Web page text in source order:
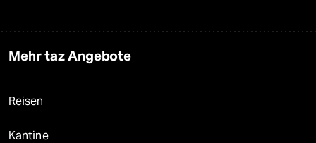
Mehr taz Angebote
Reisen
Kantine